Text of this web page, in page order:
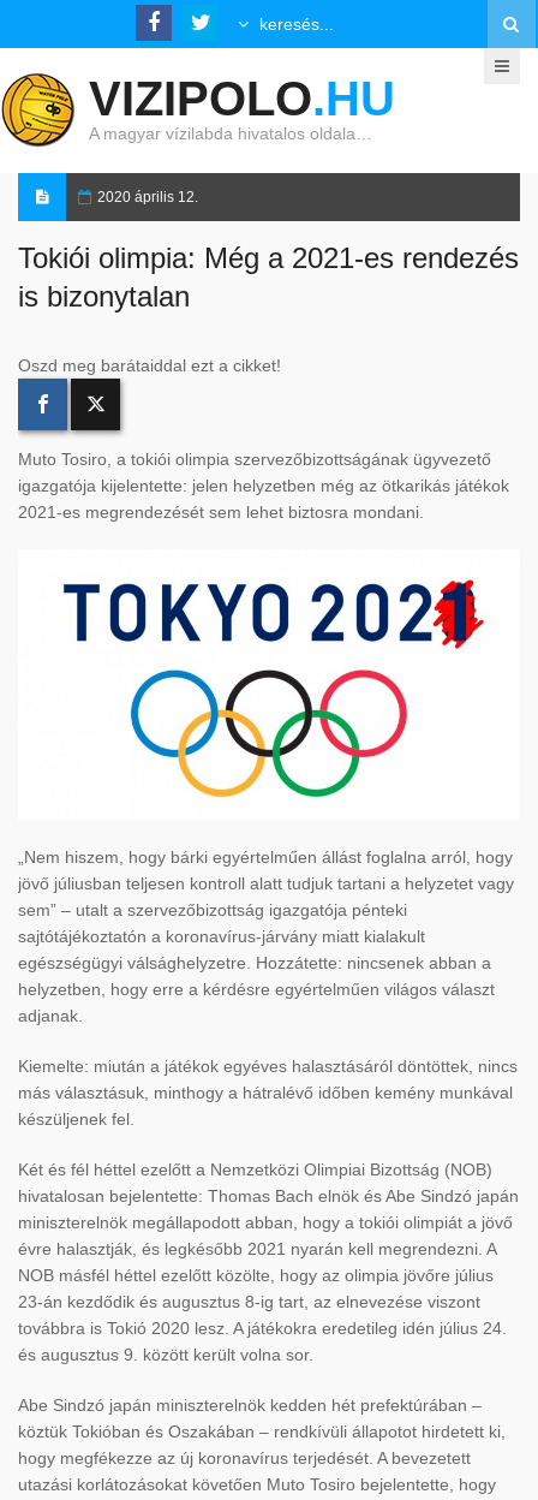
VIZIPOLO.HU
A magyar vízilabda hivatalos oldala…
2020 április 12.
Tokiói olimpia: Még a 2021-es rendezés
is bizonytalan
Oszd meg barátaiddal ezt a cikket!
Muto Tosiro, a tokiói olimpia szervezőbizottságának ügyvezető
igazgatója kijelentette: jelen helyzetben még az ötkarikás játékok
2021-es megrendezését sem lehet biztosra mondani.
„Nem hiszem, hogy bárki egyértelműen állást foglalna arról, hogy
jövő júliusban teljesen kontroll alatt tudjuk tartani a helyzetet vagy
sem” – utalt a szervezőbizottság igazgatója pénteki
sajtótájékoztatón a koronavírus-járvány miatt kialakult
egészségügyi válsághelyzetre. Hozzátette: nincsenek abban a
helyzetben, hogy erre a kérdésre egyértelműen világos választ
adjanak.
Kiemelte: miután a játékok egyéves halasztásáról döntöttek, nincs
más választásuk, minthogy a hátralévő időben kemény munkával
készüljenek fel.
Két és fél héttel ezelőtt a Nemzetközi Olimpiai Bizottság (NOB)
hivatalosan bejelentette: Thomas Bach elnök és Abe Sindzó japán
miniszterelnök megállapodott abban, hogy a tokiói olimpiát a jövő
évre halasztják, és legkésőbb 2021 nyarán kell megrendezni. A
NOB másfél héttel ezelőtt közölte, hogy az olimpia jövőre július
23-án kezdődik és augusztus 8-ig tart, az elnevezése viszont
továbbra is Tokió 2020 lesz. A játékokra eredetileg idén július 24.
és augusztus 9. között került volna sor.
Abe Sindzó japán miniszterelnök kedden hét prefektúrában –
köztük Tokióban és Oszakában – rendkívüli állapotot hirdetett ki,
hogy megfékezze az új koronavírus terjedését. A bevezetett
utazási korlátozásokat követően Muto Tosiro bejelentette, hogy